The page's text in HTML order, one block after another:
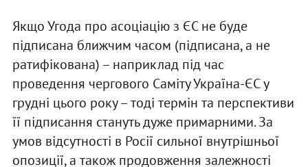
Якщо Угода про асоціацію з ЄС не буде
підписана ближчим часом (підписана, а не
ратифікована) – наприклад під час
проведення чергового Саміту Україна-ЄС у
грудні цього року – тоді термін та перспективи
її підписання стануть дуже примарними. За
умов відсутності в Росії сильної внутрішньої
опозиції, а також продовження залежності